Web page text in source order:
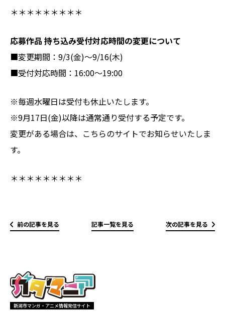
＊＊＊＊＊＊＊＊＊
応募作品 持ち込み受付対応時間の変更について
■変更期間：9/3(金)～9/16(木)
■受付対応時間：16:00～19:00
※毎週水曜日は受付も休止いたします。
※9月17日(金)以降は通常通り受付する予定です。
変更がある場合は、こちらのサイトでお知らせいたしま
す。
＊＊＊＊＊＊＊＊＊
前の記事を見る 記事一覧を見る 次の記事を見る
新潟市マンガ・アニメ情報発信サイト